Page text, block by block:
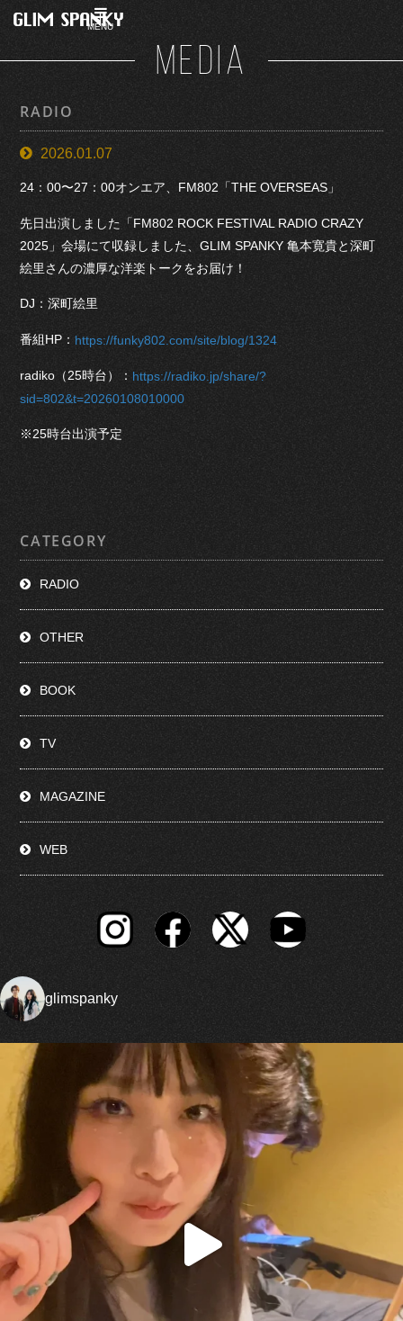
MENU
MEDIA
RADIO
2026.01.07
24：00〜27：00オンエア、FM802「THE OVERSEAS」
先日出演しました「FM802 ROCK FESTIVAL RADIO CRAZY
2025」会場にて収録しました、GLIM SPANKY 亀本寛貴と深町
絵里さんの濃厚な洋楽トークをお届け！
DJ：深町絵里
番組HP： https://funky802.com/site/blog/1324
radiko（25時台）： https://radiko.jp/share/?
sid=802&t=20260108010000
※25時台出演予定
CATEGORY
RADIO
OTHER
BOOK
TV
MAGAZINE
WEB
glimspanky